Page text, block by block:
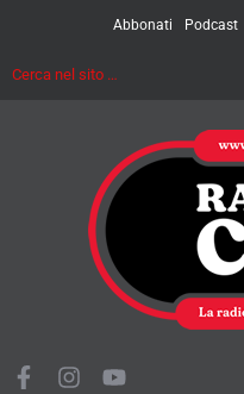
Abbonati Podcast